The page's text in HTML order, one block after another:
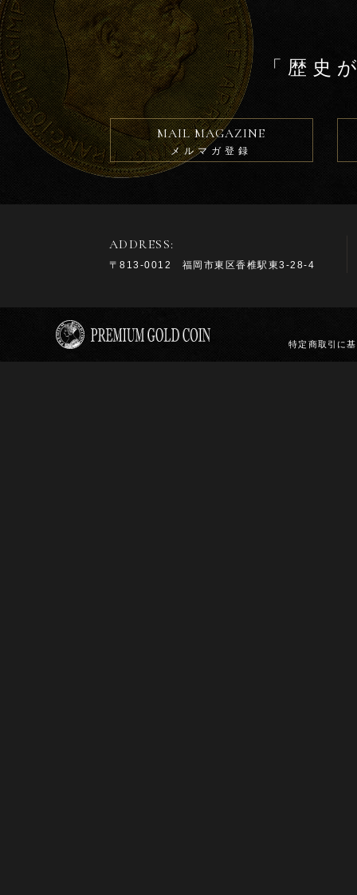
「歴史
MAIL MAGAZINE
メルマガ登録
ADDRESS:
〒813-0012 福岡市東区香椎駅東3-28-4
特定商取引に